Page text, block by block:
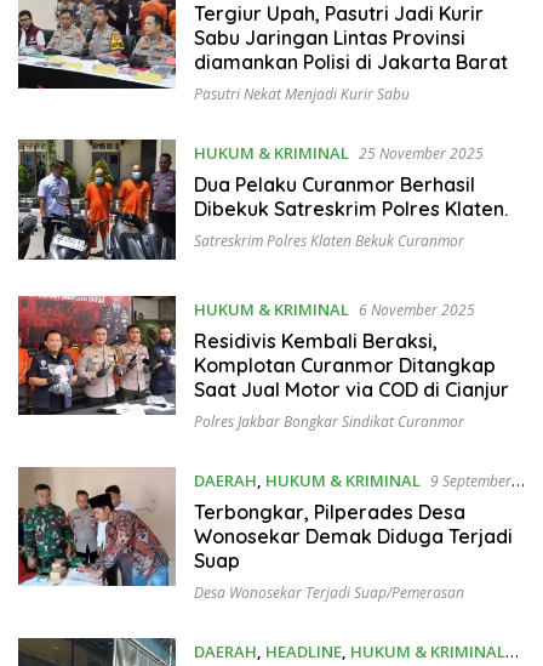
Tergiur Upah, Pasutri Jadi Kurir
Sabu Jaringan Lintas Provinsi
diamankan Polisi di Jakarta Barat
Pasutri Nekat Menjadi Kurir Sabu
HUKUM & KRIMINAL 25 November 2025
Dua Pelaku Curanmor Berhasil
Dibekuk Satreskrim Polres Klaten.
Satreskrim Polres Klaten Bekuk Curanmor
HUKUM & KRIMINAL 6 November 2025
Residivis Kembali Beraksi,
Komplotan Curanmor Ditangkap
Saat Jual Motor via COD di Cianjur
Polres Jakbar Bongkar Sindikat Curanmor
DAERAH, HUKUM & KRIMINAL 9 September
2025
Terbongkar, Pilperades Desa
Wonosekar Demak Diduga Terjadi
Suap
Desa Wonosekar Terjadi Suap/pemerasan
DAERAH, HEADLINE, HUKUM & KRIMINAL